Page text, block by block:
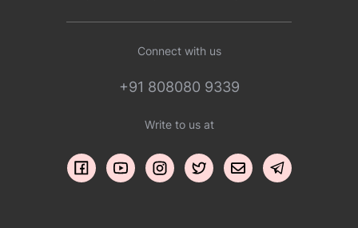
Connect with us
+91 808080 9339
Write to us at